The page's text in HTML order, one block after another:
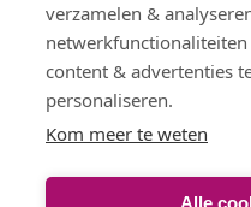
verzamelen &
content & advertenties
personaliseren.
Kom meer te weten
Alle